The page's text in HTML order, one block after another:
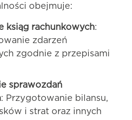
obejmuje:
ksiąg rachunkowych:
zdarzeń
zgodnie z przepisami
sprawozdań
: Przygotowanie bilansu,
i strat oraz innych